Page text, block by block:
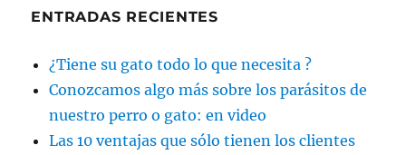
ENTRADAS RECIENTES
¿Tiene su gato todo lo que necesita ?
Conozcamos algo más sobre los parásitos de
nuestro perro o gato: en video
Las 10 ventajas que sólo tienen los clientes